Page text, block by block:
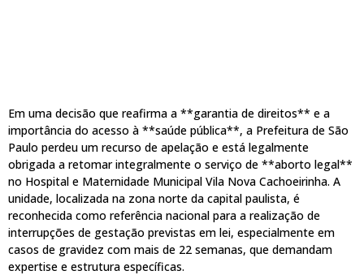
Em uma decisão que reafirma a **garantia de direitos** e a
importância do acesso à **saúde pública**, a Prefeitura de São
Paulo perdeu um recurso de apelação e está legalmente
obrigada a retomar integralmente o serviço de **aborto legal**
no Hospital e Maternidade Municipal Vila Nova Cachoeirinha. A
unidade, localizada na zona norte da capital paulista, é
reconhecida como referência nacional para a realização de
interrupções de gestação previstas em lei, especialmente em
casos de gravidez com mais de 22 semanas, que demandam
expertise e estrutura específicas.